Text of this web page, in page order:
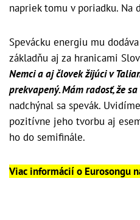
napriek tomu v poriadku. Na
Spevácku energiu mu
základňu aj za hranicami
Nemci a aj človek žijúci v
prekvapený. Mám radosť, že
nadchýnal sa spevák.
pozitívne jeho tvorbu aj
ho do semifinále.
Viac informácií o Eurosongu